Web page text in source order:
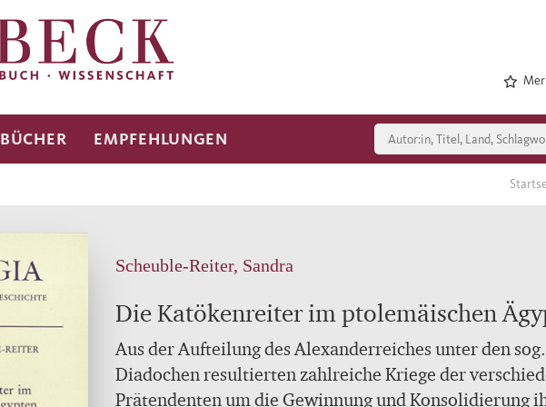
BÜCHER EMPFEHLUNGEN
Scheuble-Reiter, Sandra
Die Katökenreiter im ptolemäischen
Aus der Aufteilung des Alexanderreiches unter den sog.
Diadochen resultierten zahlreiche Kriege der
Prätendenten um die Gewinnung und Konsolidierung